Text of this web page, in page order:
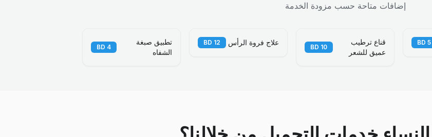
إضافات متاحة حسب مزودة الخدمة
5
BD
قناع ترطيب
عميق للشعر
10
BD
علاج فروة الرأس 12
BD
تطبيق صبغة
الشفاه
4
BD